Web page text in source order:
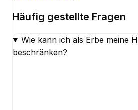
Häufig gestellte Fragen
Wie kann ich als Erbe meine
beschränken?